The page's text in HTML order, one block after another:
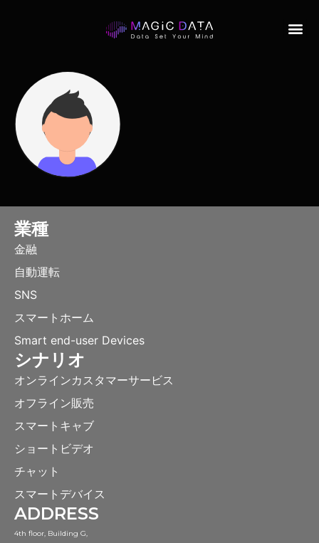
業種
金融
自動運転
SNS
スマートホーム
Smart end-user Devices
シナリオ
オンラインカスタマーサービス
オフライン販売
スマートキャブ
ショートビデオ
チャット
スマートデバイス
ADDRESS
4th floor, Building G,